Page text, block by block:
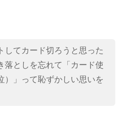
してカード切ろうと思った
落としを忘れて「カード使
）」って恥ずかしい思いを